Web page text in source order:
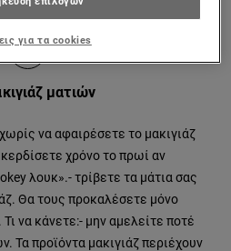
2
ματιών
να αφαιρέσετε το μακιγιάζ
χρόνο το πρωί αν
λουκ».- τρίβετε τα μάτια σας
Θα τους προκαλέσετε μόνο
να κάνετε:- μην αμελείτε ποτέ
Τα προϊόντα μακιγιάζ περιέχουν
για τα cookies